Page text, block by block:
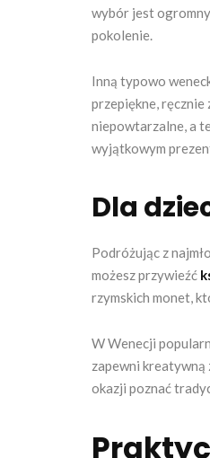
wybór jest
pokolenie.
Inną typowo
przepiękne,
niepowtarzalne, a
wyjątkowym
Dla
Podróżując z
możesz przywieźć
rzymskich monet,
W Wenecji
zapewni kreatywną
okazji poznać